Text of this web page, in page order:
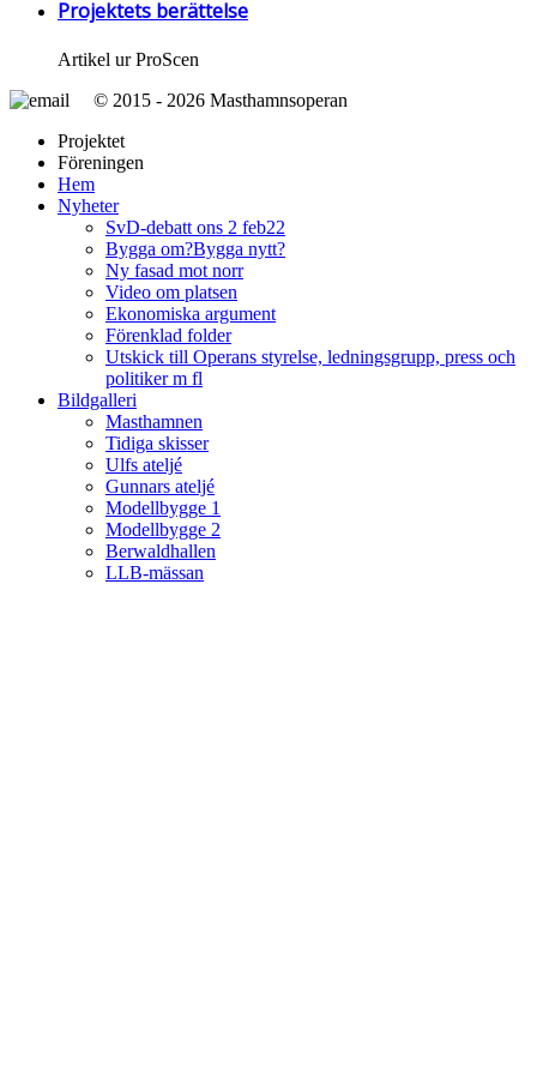
Projektets berättelse
Artikel ur ProScen
© 2015 - 2026 Masthamnsoperan
Projektet
Föreningen
Hem
Nyheter
SvD-debatt ons 2 feb22
Bygga om?Bygga nytt?
Ny fasad mot norr
Video om platsen
Ekonomiska argument
Förenklad folder
Utskick till Operans styrelse, ledningsgrupp, press och
politiker m fl
Bildgalleri
Masthamnen
Tidiga skisser
Ulfs ateljé
Gunnars ateljé
Modellbygge 1
Modellbygge 2
Berwaldhallen
LLB-mässan